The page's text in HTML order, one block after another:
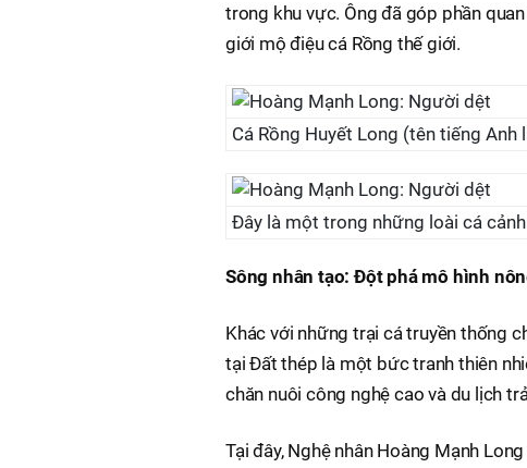
trong khu vực. Ông đã góp phần
giới mộ điệu cá Rồng thế giới.
Cá Rồng Huyết Long (tên tiếng Anh
Đây là một trong những loài cá
Sông nhân tạo: Đột phá mô hình
Khác với những trại cá truyền thống
tại Đất thép là một bức tranh thiên
chăn nuôi công nghệ cao và du lịch
Tại đây, Nghệ nhân Hoàng Mạnh